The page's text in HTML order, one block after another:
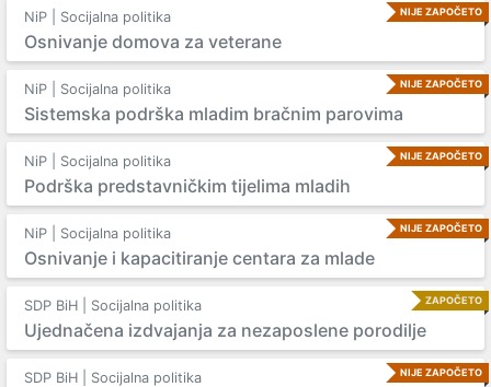
NIJE ZAPOČETO
NiP | Socijalna politika
Osnivanje domova za veterane
NIJE ZAPOČETO
NiP | Socijalna politika
Sistemska podrška mladim bračnim parovima
NIJE ZAPOČETO
NiP | Socijalna politika
Podrška predstavničkim tijelima mladih
NIJE ZAPOČETO
NiP | Socijalna politika
Osnivanje i kapacitiranje centara za mlade
ZAPOČETO
SDP BiH | Socijalna politika
Ujednačena izdvajanja za nezaposlene porodilje
NIJE ZAPOČETO
SDP BiH | Socijalna politika